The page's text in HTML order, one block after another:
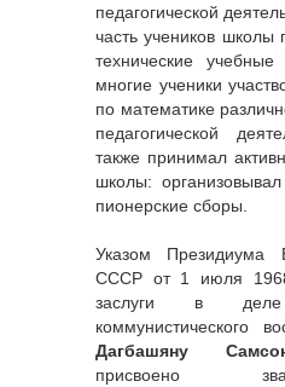
педагогической
часть учеников школы
технические учебные
многие ученики
по математике
педагогической
также принимал
школы:
пионерские сборы.
Указом Президиума
СССР от 1 июля
заслуги в
коммунистического
Дагбашяну
присвоено